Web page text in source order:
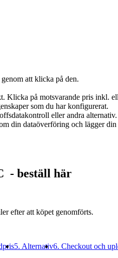
att klicka på den.
Klicka på motsvarande pris inkl.
som du har konfigurerat.
eller andra
din dataöverföring och lägger
- beställ här
efter att köpet genomförts.
5. Alternativ6. Checkout och